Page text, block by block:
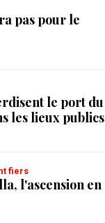
pas pour le
le port du
les lieux publics
fiers
l'ascension en